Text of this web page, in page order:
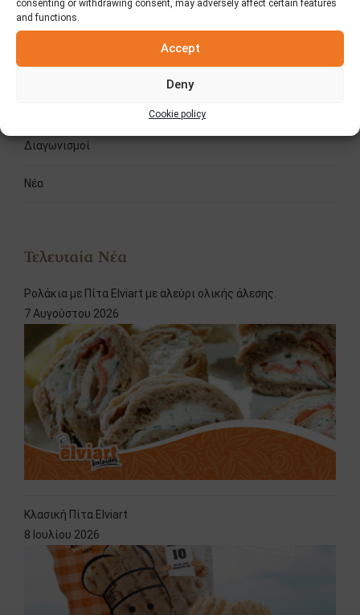
consenting or withdrawing consent, may adversely affect certain features
and functions.
Accept
Deny
Cookie policy
Κατηγορίες
Fooding
Διαγωνισμοί
Νέα
Τελευταία Νέα
Ρολάκια με Πίτα Elviart με αλεύρι ολικής άλεσης.
7 Αυγούστου 2026
Κλασική Πίτα Elviart
8 Ιουλίου 2026